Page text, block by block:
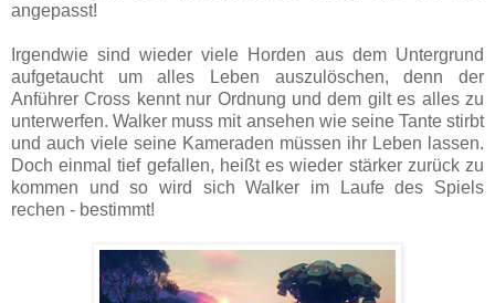
angepasst!
Irgendwie sind wieder viele Horden aus dem Untergrund
aufgetaucht um alles Leben auszulöschen, denn der
Anführer Cross kennt nur Ordnung und dem gilt es alles zu
unterwerfen. Walker muss mit ansehen wie seine Tante stirbt
und auch viele seine Kameraden müssen ihr Leben lassen.
Doch einmal tief gefallen, heißt es wieder stärker zurück zu
kommen und so wird sich Walker im Laufe des Spiels
rechen - bestimmt!